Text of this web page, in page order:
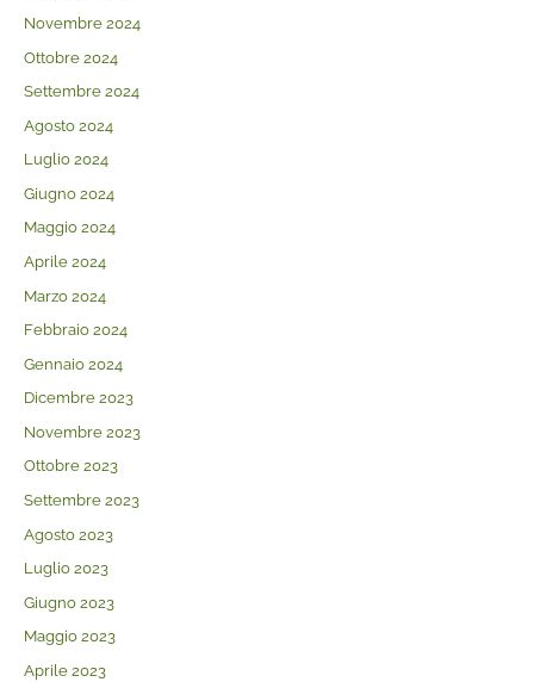
Novembre 2024
Ottobre 2024
Settembre 2024
Agosto 2024
Luglio 2024
Giugno 2024
Maggio 2024
Aprile 2024
Marzo 2024
Febbraio 2024
Gennaio 2024
Dicembre 2023
Novembre 2023
Ottobre 2023
Settembre 2023
Agosto 2023
Luglio 2023
Giugno 2023
Maggio 2023
Aprile 2023